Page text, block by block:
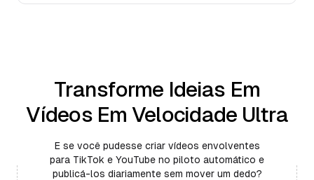
Transforme Ideias Em
Vídeos Em Velocidade Ultra
E se você pudesse criar vídeos envolventes
para TikTok e YouTube no piloto automático e
publicá-los diariamente sem mover um dedo?